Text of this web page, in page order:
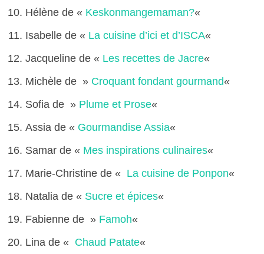
Hélène de « Keskonmangemaman?«
Isabelle de « La cuisine d’ici et d’ISCA«
Jacqueline de « Les recettes de Jacre«
Michèle de » Croquant fondant gourmand«
Sofia de » Plume et Prose«
Assia de « Gourmandise Assia«
Samar de « Mes inspirations culinaires«
Marie-Christine de « La cuisine de Ponpon«
Natalia de « Sucre et épices«
Fabienne de » Famoh«
Lina de « Chaud Patate«